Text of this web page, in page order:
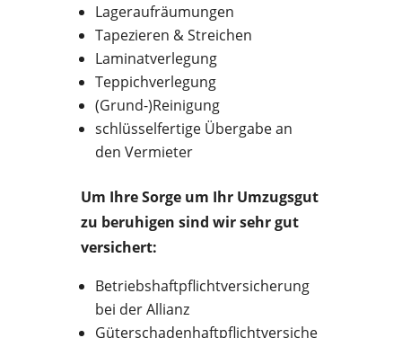
Lageraufräumungen
Tapezieren & Streichen
Laminatverlegung
Teppichverlegung
(Grund-)Reinigung
schlüsselfertige Übergabe an
den Vermieter
Um Ihre Sorge um Ihr Umzugsgut
zu beruhigen sind wir sehr gut
versichert:
Betriebshaftpflichtversicherung
bei der Allianz
Güterschadenhaftpflichtversiche